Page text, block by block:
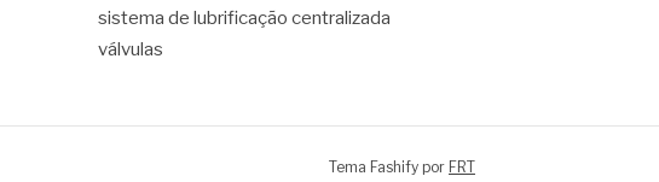
sistema de lubrificação centralizada
válvulas
Tema Fashify por FRT